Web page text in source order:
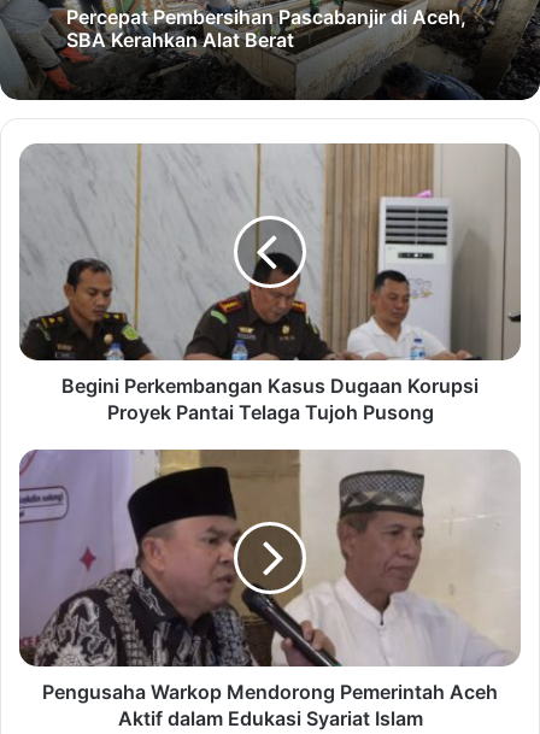
Percepat Pembersihan Pascabanjir di Aceh,
SBA Kerahkan Alat Berat
Begini Perkembangan Kasus Dugaan Korupsi
Proyek Pantai Telaga Tujoh Pusong
Pengusaha Warkop Mendorong Pemerintah Aceh
Aktif dalam Edukasi Syariat Islam